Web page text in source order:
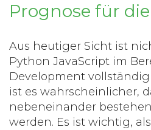
Prognose für
Aus heutiger Sicht ist
Python JavaScript im
Development vollständig
ist es wahrscheinlicher,
nebeneinander
werden. Es ist wichtig,